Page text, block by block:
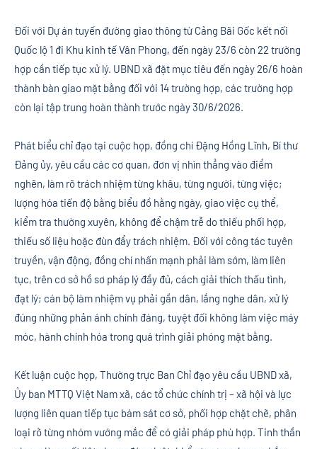
Đối với Dự án tuyến đường giao thông từ Cảng Bãi Gốc kết nối
Quốc lộ 1 đi Khu kinh tế Vân Phong, đến ngày 23/6 còn 22 trường
hợp cần tiếp tục xử lý. UBND xã đặt mục tiêu đến ngày 26/6 hoàn
thành bàn giao mặt bằng đối với 14 trường hợp, các trường hợp
còn lại tập trung hoàn thành trước ngày 30/6/2026.
Phát biểu chỉ đạo tại cuộc họp, đồng chí Đặng Hồng Lĩnh, Bí thư
Đảng ủy, yêu cầu các cơ quan, đơn vị nhìn thẳng vào điểm
nghẽn, làm rõ trách nhiệm từng khâu, từng người, từng việc;
lượng hóa tiến độ bằng biểu đồ hằng ngày, giao việc cụ thể,
kiểm tra thường xuyên, không để chậm trễ do thiếu phối hợp,
thiếu số liệu hoặc đùn đẩy trách nhiệm. Đối với công tác tuyên
truyền, vận động, đồng chí nhấn mạnh phải làm sớm, làm liên
tục, trên cơ sở hồ sơ pháp lý đầy đủ, cách giải thích thấu tình,
đạt lý; cán bộ làm nhiệm vụ phải gần dân, lắng nghe dân, xử lý
đúng những phản ánh chính đáng, tuyệt đối không làm việc máy
móc, hành chính hóa trong quá trình giải phóng mặt bằng.
Kết luận cuộc họp, Thường trực Ban Chỉ đạo yêu cầu UBND xã,
Ủy ban MTTQ Việt Nam xã, các tổ chức chính trị – xã hội và lực
lượng liên quan tiếp tục bám sát cơ sở, phối hợp chặt chẽ, phân
loại rõ từng nhóm vướng mắc để có giải pháp phù hợp. Tinh thần